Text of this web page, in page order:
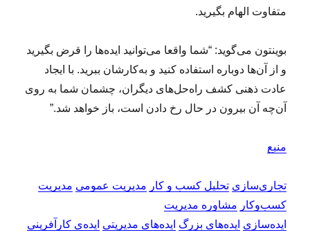
متفاوت الهام بگیرید.
بوینتون می‌گوید: “شما واقعا می‌توانید ایده‌ها را قرض بگیرید
و از آن‌ها دوباره استفاده کنید و به‌کارشان ببرید. با ایجاد
عادت ذهنی کشف راه‌حل‌های دیگران، چشمان شما به روی
آن‌چه آن بیرون در حال رخ دادن است، باز خواهد شد.”
منبع
تجاری‌سازی تحلیل کسب و کار مدیریت عمومی مدیریت
کسب‌و‌کار مشاوره مدیریت
ایده‌سازی ایده‌های بزرگ ایده‌های مدیریتی ایده‌ی کارآفرینی